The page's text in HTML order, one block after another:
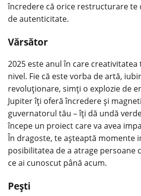
încredere că orice restructurare te
de autenticitate.
Vărsător
2025 este anul în care
nivel. Fie că este vorba de artă,
revoluționare, simți o explozie de
Jupiter îți oferă încredere și
guvernatorul tău – îți dă undă
începe un proiect care va avea
În dragoste, te așteaptă momente
posibilitatea de a atrage persoane
ce ai cunoscut până acum.
Pești